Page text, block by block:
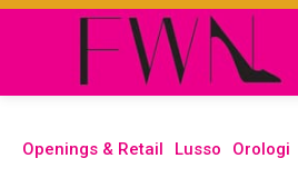
Openings & Retail Lusso Orologi